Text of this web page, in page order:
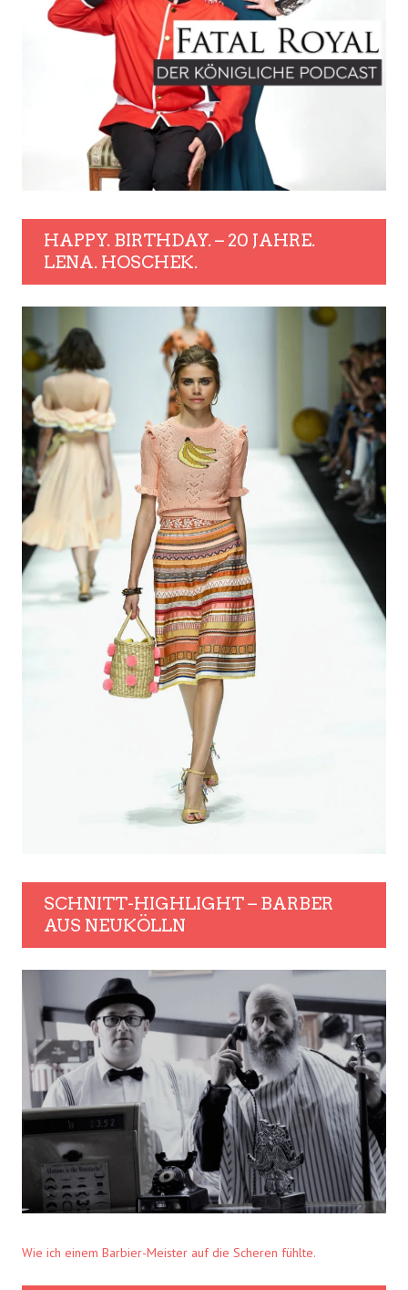
HAPPY. BIRTHDAY. – 20 JAHRE.
LENA. HOSCHEK.
SCHNITT-HIGHLIGHT – BARBER
AUS NEUKÖLLN
Wie ich einem Barbier-Meister auf die Scheren fühlte.